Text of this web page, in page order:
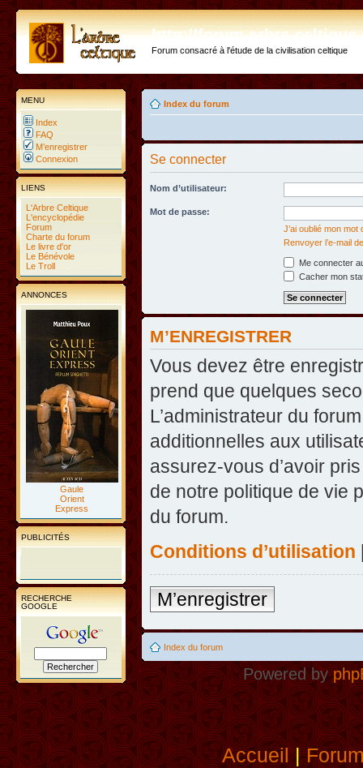
http://forum.arbre-
Forum consacré à l'étude de la civilisation celtique
MENU
Index
FAQ
M’enregistrer
Connexion
LIENS
L'Arbre Celtique
L'encyclopédie
Forum
Charte du forum
Le livre d'or
Le Bénévole
Le Troll
ANNONCES
Gaule
Orient
Express
PUBLICITÉS
RECHERCHE
GOOGLE
Index du forum
Se connecter
Nom d’utilisateur:
Mot de passe:
J’ai oublié mon mot
Renvoyer l’e-mail
Me connecter
Cacher mon
M’ENREGISTRER
Vous devez être
prend que quelques
L’administrateur du
additionnelles aux
assurez-vous d’avoir
de notre politique de vie
du forum.
Conditions d’utilisation
M’enregistrer
Index du forum
Powered by
Accueil|